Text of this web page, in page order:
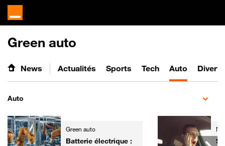
Green auto
News Actualités Sports Tech Auto
Auto
Green auto
Batterie électrique :